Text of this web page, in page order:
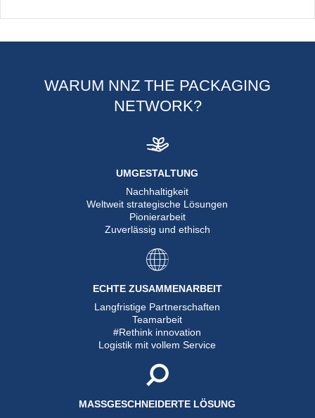
WARUM NNZ THE PACKAGING
NETWORK?
UMGESTALTUNG
Nachhaltigkeit
Weltweit strategische Lösungen
Pionierarbeit
Zuverlässig und ethisch
ECHTE ZUSAMMENARBEIT
Langfristige Partnerschaften
Teamarbeit
#Rethink innovation
Logistik mit vollem Service
MASSGESCHNEIDERTE LÖSUNG